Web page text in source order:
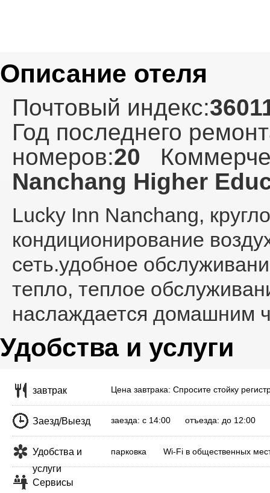
Описание отеля
Почтовый индекс:
Год последнего
номеров:20
Nanchang Higher
Lucky Inn Nanchang,
кондиционирование
сеть.удобное
тепло, теплое
наслаждается домашним
Удобства и услуги
завтрак Цена завтрака: Спросите стойку
Заезд/Выезд заезда: с 14:00 отъезда: до 12:00
Удобства и
услуги
парковка Wi-Fi в общественных
Сервисы